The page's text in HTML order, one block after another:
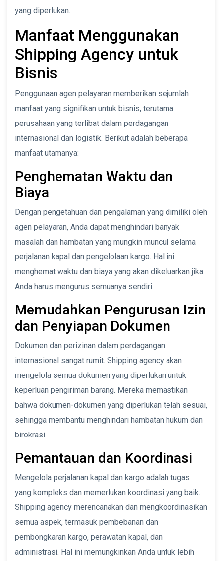
yang diperlukan.
Manfaat Menggunakan
Shipping Agency untuk
Bisnis
Penggunaan agen pelayaran memberikan sejumlah
manfaat yang signifikan untuk bisnis, terutama
perusahaan yang terlibat dalam perdagangan
internasional dan logistik. Berikut adalah beberapa
manfaat utamanya:
Penghematan Waktu dan
Biaya
Dengan pengetahuan dan pengalaman yang dimiliki oleh
agen pelayaran, Anda dapat menghindari banyak
masalah dan hambatan yang mungkin muncul selama
perjalanan kapal dan pengelolaan kargo. Hal ini
menghemat waktu dan biaya yang akan dikeluarkan jika
Anda harus mengurus semuanya sendiri.
Memudahkan Pengurusan Izin
dan Penyiapan Dokumen
Dokumen dan perizinan dalam perdagangan
internasional sangat rumit. Shipping agency akan
mengelola semua dokumen yang diperlukan untuk
keperluan pengiriman barang. Mereka memastikan
bahwa dokumen-dokumen yang diperlukan telah sesuai,
sehingga membantu menghindari hambatan hukum dan
birokrasi.
Pemantauan dan Koordinasi
Mengelola perjalanan kapal dan kargo adalah tugas
yang kompleks dan memerlukan koordinasi yang baik.
Shipping agency merencanakan dan mengkoordinasikan
semua aspek, termasuk pembebanan dan
pembongkaran kargo, perawatan kapal, dan
administrasi. Hal ini memungkinkan Anda untuk lebih